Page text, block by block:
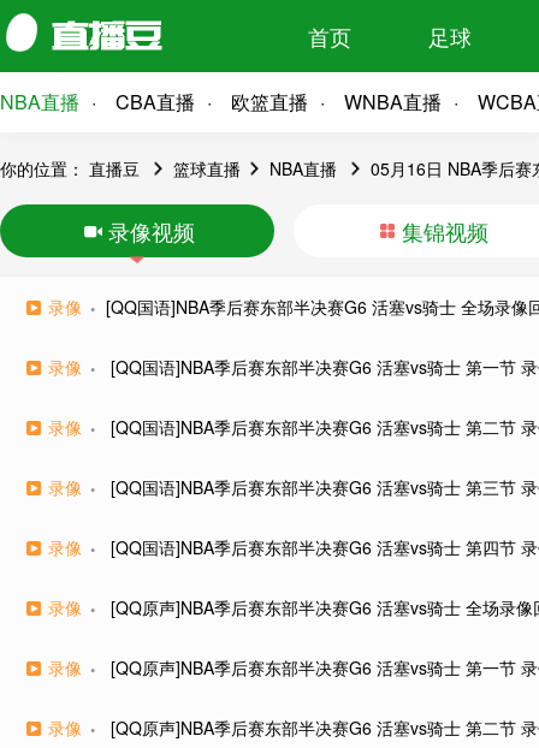
首页 足球
NBA直播 CBA直播 欧篮直播 WNBA直播
你的位置： 直播豆 篮球直播 NBA直播 05月16日 NBA季后
录像视频 集锦视频
录像 [QQ国语]NBA季后赛东部半决赛G6 活塞vs骑士 全场录像
录像 [QQ国语]NBA季后赛东部半决赛G6 活塞vs骑士 第一节
录像 [QQ国语]NBA季后赛东部半决赛G6 活塞vs骑士 第二节
录像 [QQ国语]NBA季后赛东部半决赛G6 活塞vs骑士 第三节
录像 [QQ国语]NBA季后赛东部半决赛G6 活塞vs骑士 第四节
录像 [QQ原声]NBA季后赛东部半决赛G6 活塞vs骑士 全场录像
录像 [QQ原声]NBA季后赛东部半决赛G6 活塞vs骑士 第一节
录像 [QQ原声]NBA季后赛东部半决赛G6 活塞vs骑士 第二节